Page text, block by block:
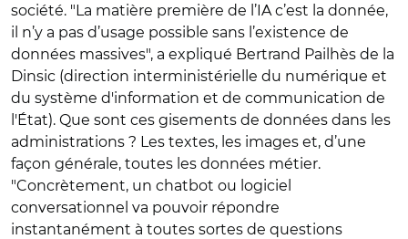
société. "La matière première de l’IA c’est la donnée,
il n’y a pas d’usage possible sans l’existence de
données massives", a expliqué Bertrand Pailhès de la
Dinsic (direction interministérielle du numérique et
du système d'information et de communication de
l'État). Que sont ces gisements de données dans les
administrations ? Les textes, les images et, d’une
façon générale, toutes les données métier.
"Concrètement, un chatbot ou logiciel
conversationnel va pouvoir répondre
instantanément à toutes sortes de questions